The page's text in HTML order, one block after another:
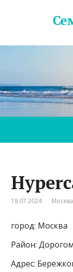
18.07.2024 Москва
город: Москва
Район:
Адрес: